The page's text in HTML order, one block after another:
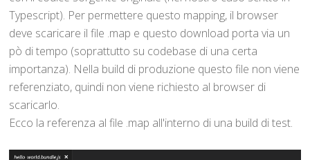
Typescript). Per permettere questo mapping, il browser
deve scaricare il file .map e questo download porta via un
pò di tempo (soprattutto su codebase di una certa
importanza). Nella build di produzione questo file non viene
referenziato, quindi non viene richiesto al browser di
scaricarlo.
Ecco la referenza al file .map all'interno di una build di test.